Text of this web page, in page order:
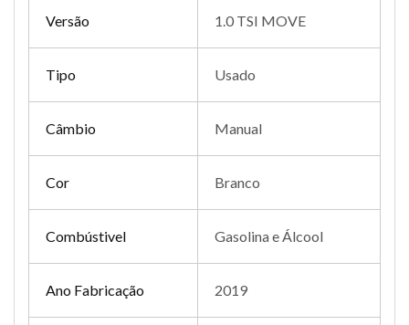
Versão 1.0 TSI MOVE
Tipo Usado
Câmbio Manual
Cor Branco
Combústivel Gasolina e Álcool
Ano Fabricação 2019